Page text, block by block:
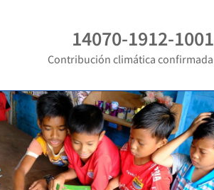
14070-1912-1001
Contribución climática confirmada